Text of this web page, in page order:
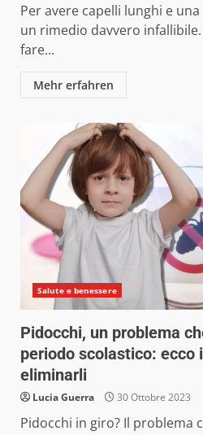
Per avere capelli lunghi e una
un rimedio davvero
fare...
Mehr erfahren
Salute e benessere
Pidocchi, un problema
periodo scolastico: ecco
eliminarli
Lucia Guerra 30 Ottobre 2023
Pidocchi in giro? Il problema